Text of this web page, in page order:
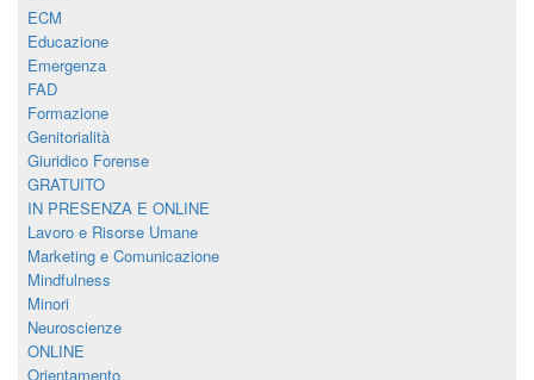
ECM
Educazione
Emergenza
FAD
Formazione
Genitorialità
Giuridico Forense
GRATUITO
IN PRESENZA E ONLINE
Lavoro e Risorse Umane
Marketing e Comunicazione
Mindfulness
Minori
Neuroscienze
ONLINE
Orientamento